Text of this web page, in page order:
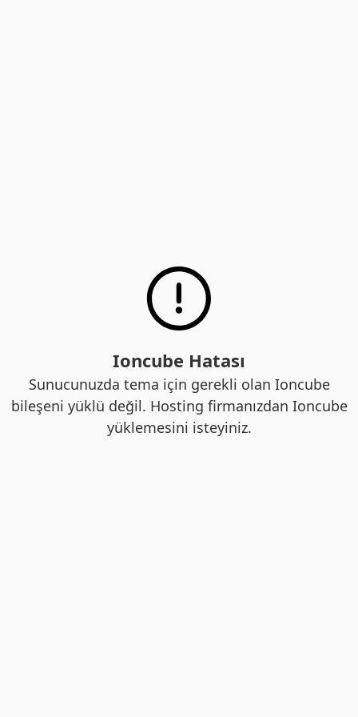
Ioncube Hatası
Sunucunuzda tema için gerekli olan Ioncube
bileşeni yüklü değil. Hosting firmanızdan Ioncube
yüklemesini isteyiniz.